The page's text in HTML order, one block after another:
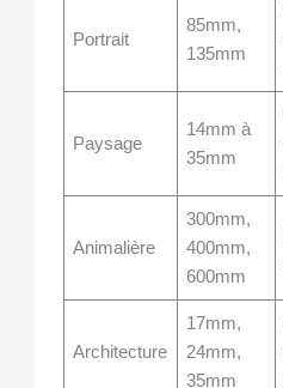
Portrait
85mm,
135mm
Paysage
14mm à
35mm
Animalière
300mm,
400mm,
600mm
Architecture
17mm,
24mm,
35mm